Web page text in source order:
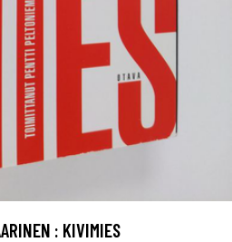
: KIVIMIES